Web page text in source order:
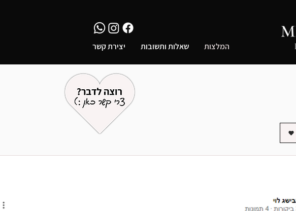
המלצות שאלות ותשובות יצירת קשר